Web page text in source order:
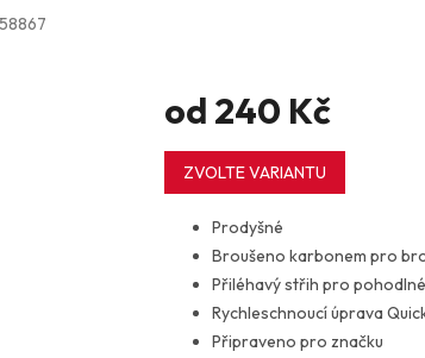
od 240 Kč
Měrná
cena:
ZVOLTE VARIANTU
Prodyšné
Broušeno karbonem pro
Přiléhavý střih pro
Rychleschnoucí úprava
Připraveno pro značku